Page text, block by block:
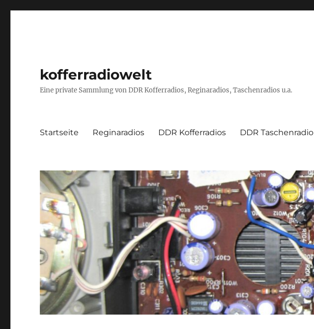
kofferradiowelt
Eine private Sammlung von DDR Kofferradios, Reginaradios, Taschenradios u.a.
Startseite Reginaradios DDR Kofferradios DDR Taschenradio